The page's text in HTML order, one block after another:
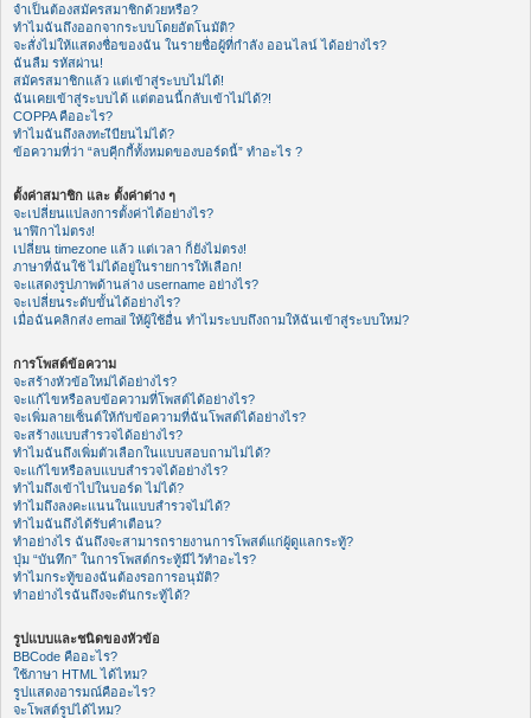
จำเป็นต้องสมัครสมาชิกด้วยหรือ?
ทำไมฉันถึงออกจากระบบโดยอัตโนมัติ?
จะสั่งไม่ให้แสดงชื่อของฉัน ในรายชื่อผู้ที่กำลัง ออนไลน์ ได้อย่างไร?
ฉันลืม รหัสผ่าน!
สมัครสมาชิกแล้ว แต่เข้าสู่ระบบไม่ได้!
ฉันเคยเข้าสู่ระบบได้ แต่ตอนนี้กลับเข้าไม่ได้?!
COPPA คืออะไร?
ทำไมฉันถึงลงทะเีบียนไม่ได้?
ข้อความที่ว่า “ลบคุีกกี้ทั้งหมดของบอร์ดนี้” ทำอะไร ?
ตั้งค่าสมาชิก และ ตั้งค่าต่าง ๆ
จะเปลี่ยนแปลงการตั้งค่าได้อย่างไร?
นาฬิกาไม่ตรง!
เปลี่ยน timezone แล้ว แต่เวลา ก็ยังไม่ตรง!
ภาษาที่ฉันใช้ ไม่ได้อยู่ในรายการให้เลือก!
จะแสดงรูปภาพด้านล่าง username อย่างไร?
จะเปลี่ยนระดับขั้นได้อย่างไร?
เมื่อฉันคลิกส่ง email ให้ผู้ใช้อื่น ทำไมระบบถึงถามให้ฉันเข้าสู่ระบบใหม่?
การโพสต์ข้อความ
จะสร้างหัวข้อใหม่ได้อย่างไร?
จะแก้ไขหรือลบข้อความที่โพสต์ได้อย่างไร?
จะเพิ่มลายเซ็นต์ให้กับข้อความที่ฉันโพสต์ได้อย่างไร?
จะสร้างแบบสำรวจได้อย่างไร?
ทำไมฉันถึงเพิ่มตัวเลือกในแบบสอบถามไม่ได้?
จะแก้ไขหรือลบแบบสำรวจได้อย่างไร?
ทำไมถึงเข้าไปในบอร์ด ไม่ได้?
ทำไมถึงลงคะแนนในแบบสำรวจไม่ได้?
ทำไมฉันถึงได้รับคำเตือน?
ทำอย่างไร ฉันถึงจะสามารถรายงานการโพสต์แก่ผู้ดูแลกระทู้?
ปุ่ม “บันทึก” ในการโพสต์กระทู้มีไว้ทำอะไร?
ทำไมกระทู้ของฉันต้องรอการอนุมัติ?
ทำอย่างไรฉันถึงจะดันกระทู้ได้?
รูปแบบและชนิดของหัวข้อ
BBCode คืออะไร?
ใช้ภาษา HTML ได้ไหม?
รูปแสดงอารมณ์คืออะไร?
จะโพสต์รูปได้ไหม?